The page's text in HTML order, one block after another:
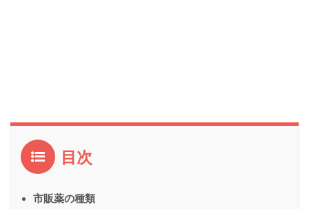
目次
市販薬の種類